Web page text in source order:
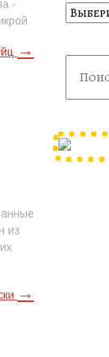
-
→
из
→